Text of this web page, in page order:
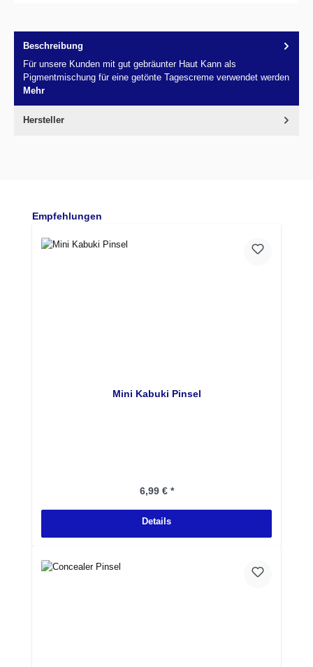
Beschreibung
Für unsere Kunden mit gut gebräunter Haut Kann als
Pigmentmischung für eine getönte Tagescreme verwendet werden
Mehr
Hersteller
Produktgalerie überspringen
Empfehlungen
Mini Kabuki Pinsel
Regulärer Preis:
6,99 € *
Details